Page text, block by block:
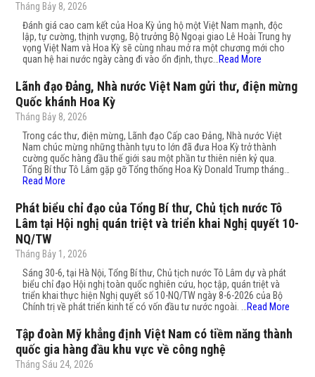
Tháng Bảy 8, 2026
Đánh giá cao cam kết của Hoa Kỳ ủng hộ một Việt Nam mạnh, độc
lập, tự cường, thịnh vượng, Bộ trưởng Bộ Ngoại giao Lê Hoài Trung hy
vọng Việt Nam và Hoa Kỳ sẽ cùng nhau mở ra một chương mới cho
quan hệ hai nước ngày càng đi vào ổn định, thực… Read More
Lãnh đạo Đảng, Nhà nước Việt Nam gửi thư, điện mừng
Quốc khánh Hoa Kỳ
Tháng Bảy 8, 2026
Trong các thư, điện mừng, Lãnh đạo Cấp cao Đảng, Nhà nước Việt
Nam chúc mừng những thành tựu to lớn đã đưa Hoa Kỳ trở thành
cường quốc hàng đầu thế giới sau một phần tư thiên niên kỷ qua.
Tổng Bí thư Tô Lâm gặp gỡ Tổng thống Hoa Kỳ Donald Trump tháng…
Read More
Phát biểu chỉ đạo của Tổng Bí thư, Chủ tịch nước Tô
Lâm tại Hội nghị quán triệt và triển khai Nghị quyết 10-
NQ/TW
Tháng Bảy 1, 2026
Sáng 30-6, tại Hà Nội, Tổng Bí thư, Chủ tịch nước Tô Lâm dự và phát
biểu chỉ đạo Hội nghị toàn quốc nghiên cứu, học tập, quán triệt và
triển khai thực hiện Nghị quyết số 10-NQ/TW ngày 8-6-2026 của Bộ
Chính trị về phát triển kinh tế có vốn đầu tư nước ngoài. … Read More
Tập đoàn Mỹ khẳng định Việt Nam có tiềm năng thành
quốc gia hàng đầu khu vực về công nghệ
Tháng Sáu 24, 2026